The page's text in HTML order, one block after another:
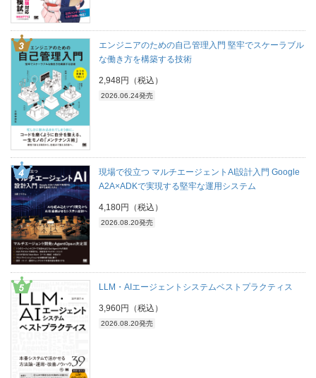
エンジニアのための自己管理入門 堅牢でスケーラブル
な働き方を構築する技術
2,948円（税込）
2026.06.24発売
現場で役立つ マルチエージェントAI設計入門 Google
A2A×ADKで実現する堅牢な運用システム
4,180円（税込）
2026.08.20発売
LLM・AIエージェントシステムベストプラクティス
3,960円（税込）
2026.08.20発売